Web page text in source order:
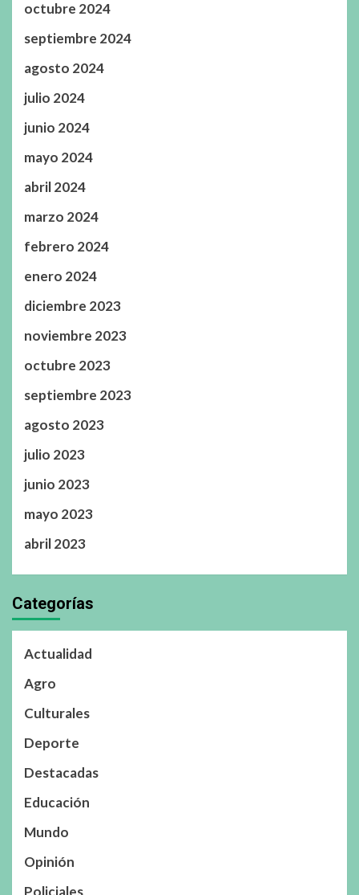
octubre 2024
septiembre 2024
agosto 2024
julio 2024
junio 2024
mayo 2024
abril 2024
marzo 2024
febrero 2024
enero 2024
diciembre 2023
noviembre 2023
octubre 2023
septiembre 2023
agosto 2023
julio 2023
junio 2023
mayo 2023
abril 2023
Categorías
Actualidad
Agro
Culturales
Deporte
Destacadas
Educación
Mundo
Opinión
Policiales